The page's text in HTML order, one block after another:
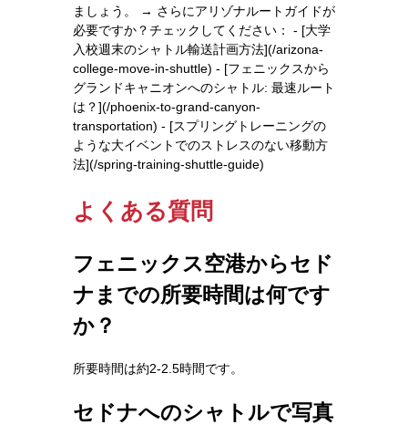
ましょう。 → さらにアリゾナルートガイドが
必要ですか？チェックしてください： - [大学
入校週末のシャトル輸送計画方法](/arizona-
college-move-in-shuttle) - [フェニックスから
グランドキャニオンへのシャトル: 最速ルート
は？](/phoenix-to-grand-canyon-
transportation) - [スプリングトレーニングの
ような大イベントでのストレスのない移動方
法](/spring-training-shuttle-guide)
よくある質問
フェニックス空港からセド
ナまでの所要時間は何です
か？
所要時間は約2-2.5時間です。
セドナへのシャトルで写真